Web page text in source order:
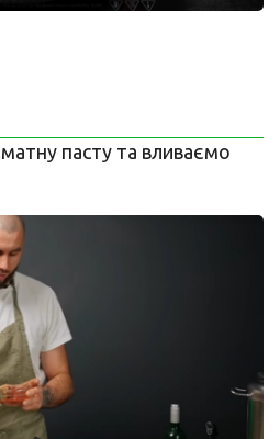
пасту та вливаємо